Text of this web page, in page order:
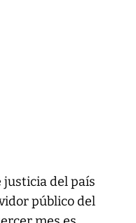
del país
público del